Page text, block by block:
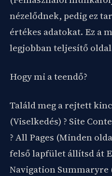
nézelődnek, pedig ez
értékes adatokat. Ez a
legjobban teljesítő
Hogy mi a teendő?
Találd meg a rejtett
(Viselkedés) ? Site
? All Pages (Minden
felső lapfület állítsd át
Navigation Summaryre